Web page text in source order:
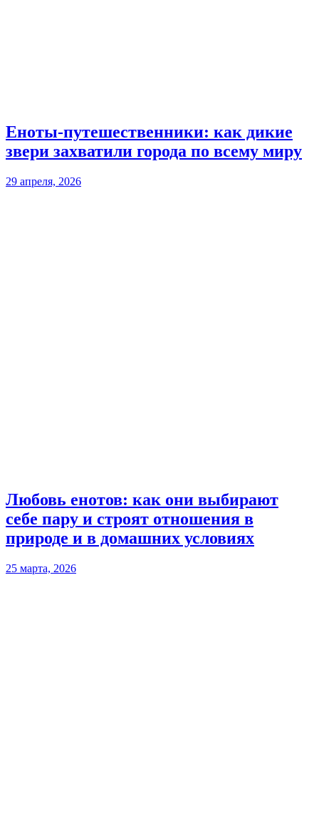
Еноты-путешественники: как дикие
звери захватили города по всему миру
29 апреля, 2026
Любовь енотов: как они выбирают
себе пару и строят отношения в
природе и в домашних условиях
25 марта, 2026